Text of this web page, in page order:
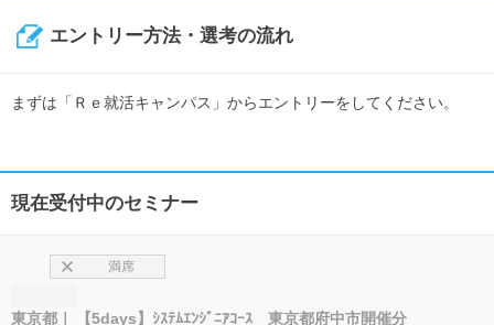
エントリー方法・選考の流れ
まずは「Ｒｅ就活キャンパス」からエントリーをしてください。
現在受付中のセミナー
東京都 【5days】ｼｽﾃﾑｴﾝｼﾞﾆｱｺｰｽ 東京都府中市開催分
満席